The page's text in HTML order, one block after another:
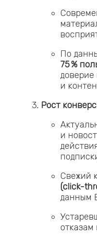
По
75 %
и
Рост
и
Свежий
(click-
данным
отказам